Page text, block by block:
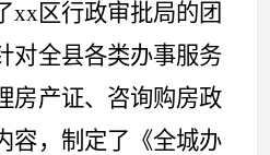
xx区行政审批局的团
对全县各类办事服务
房产证、咨询购房政
容，制定了《全城办